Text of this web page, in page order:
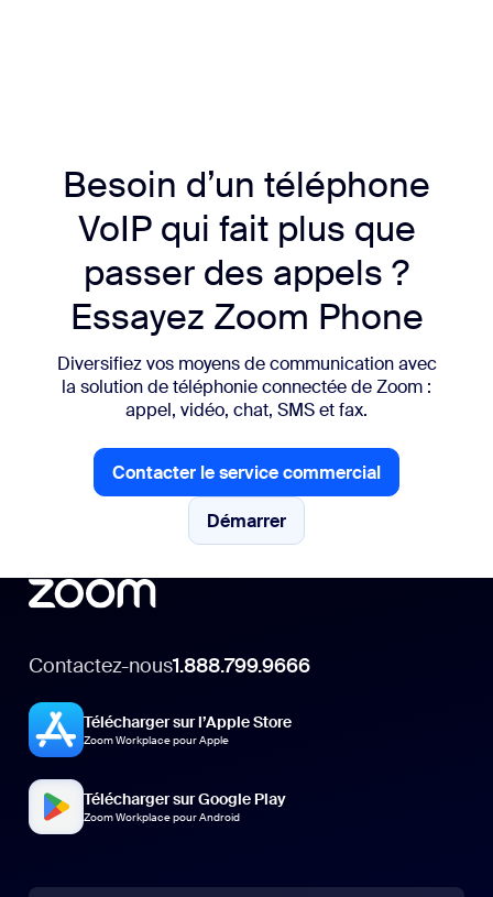
Besoin d’un téléphone
VoIP qui fait plus que
passer des appels ?
Essayez Zoom Phone
Diversifiez vos moyens de communication avec
la solution de téléphonie connectée de Zoom :
appel, vidéo, chat, SMS et fax.
Contacter le service commercial
Contacter le service commercial
Démarrer
Démarrer
Contactez-nous1.888.799.9666
Télécharger sur l’Apple Store
Zoom Workplace pour Apple
Télécharger sur Google Play
Zoom Workplace pour Android